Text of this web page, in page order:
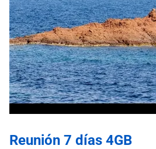
Reunión 7 días 4GB